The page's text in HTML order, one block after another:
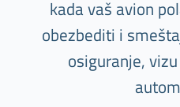
kada vaš avion
obezbediti i
osiguranje,